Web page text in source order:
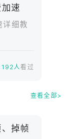
着剧情的推
故事和秘密。
提升他们的
速
详细教
192人看过
查看全部>
掉帧